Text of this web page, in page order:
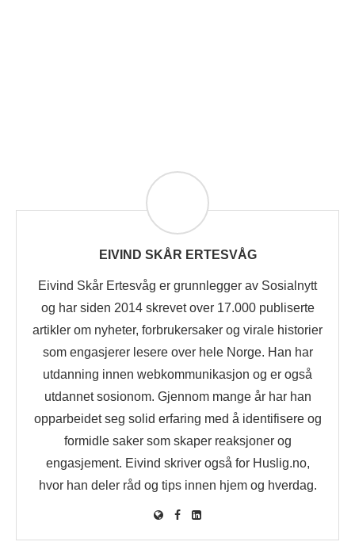
EIVIND SKÅR ERTESVÅG
Eivind Skår Ertesvåg er grunnlegger av Sosialnytt
og har siden 2014 skrevet over 17.000 publiserte
artikler om nyheter, forbrukersaker og virale historier
som engasjerer lesere over hele Norge. Han har
utdanning innen webkommunikasjon og er også
utdannet sosionom. Gjennom mange år har han
opparbeidet seg solid erfaring med å identifisere og
formidle saker som skaper reaksjoner og
engasjement. Eivind skriver også for Huslig.no,
hvor han deler råd og tips innen hjem og hverdag.